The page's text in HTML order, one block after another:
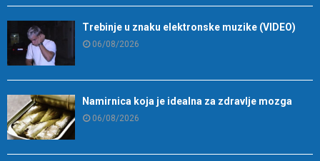
Trebinje u znaku elektronske muzike (VIDEO)
06/08/2026
Namirnica koja je idealna za zdravlje mozga
06/08/2026